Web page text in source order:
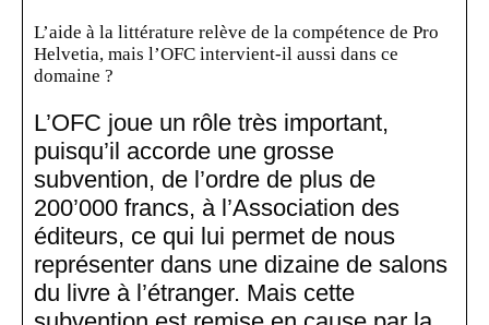
L’aide à la littérature relève de la compétence de Pro
Helvetia, mais l’OFC intervient-il aussi dans ce
domaine ?
L’OFC joue un rôle très important,
puisqu’il accorde une grosse
subvention, de l’ordre de plus de
200’000 francs, à l’Association des
éditeurs, ce qui lui permet de nous
représenter dans une dizaine de salons
du livre à l’étranger. Mais cette